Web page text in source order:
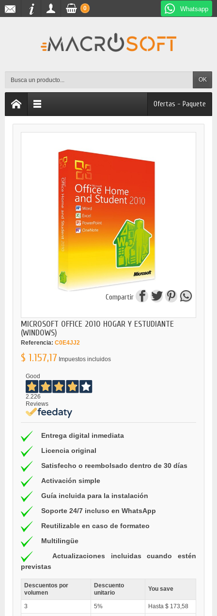
Whatsapp
OK
0
Ofertas - Paquete
Compartir
MICROSOFT OFFICE 2010 HOGAR Y ESTUDIANTE
(WINDOWS)
Referencia: C0E4JJ2
$ 1.157,17 Impuestos incluidos
Good
2.226
Reviews
Entrega digital inmediata
Licencia original
Satisfecho o reembolsado dentro de 30 días
Activación simple
Guía incluida para la instalación
Soporte 24/7 incluso en WhatsApp
Reutilizable en caso de formateo
Multilingüe
Actualizaciones incluidas cuando estén
previstas
Descuentos por
volumen
Descuento
unitario
You save
3 5% Hasta $ 173,58